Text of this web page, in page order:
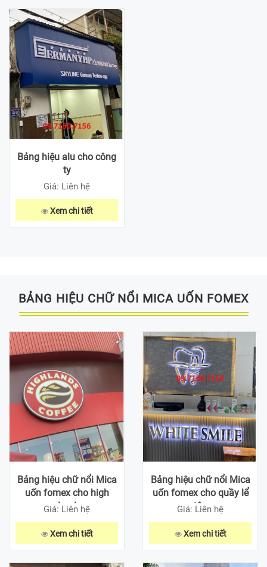
Bảng hiệu alu cho công
ty
Giá: Liên hệ
Xem chi tiết
BẢNG HIỆU CHỮ NỔI MICA UỐN FOMEX
Bảng hiệu chữ nổi Mica
uốn fomex cho high
land
Giá: Liên hệ
Xem chi tiết
Bảng hiệu chữ nổi Mica
uốn fomex cho quầy lể
tân
Giá: Liên hệ
Xem chi tiết